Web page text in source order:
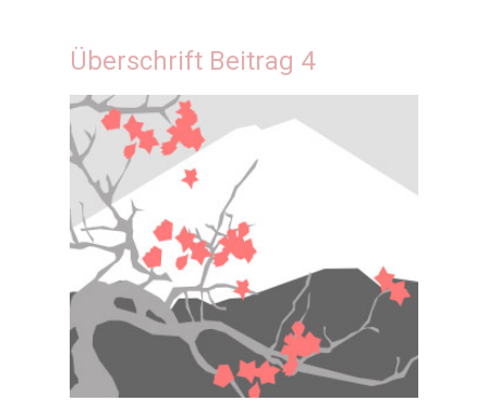
Überschrift Beitrag 4